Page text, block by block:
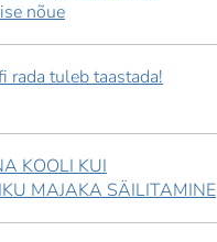
nõue
rada tuleb taastada!
KOOLI KUI
MAJAKA SÄILITAMINE